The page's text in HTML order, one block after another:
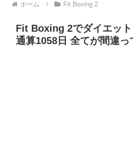
ホーム Fit Boxing 2
Fit Boxing 2でダイエット
通算1058日 全てが間違っ